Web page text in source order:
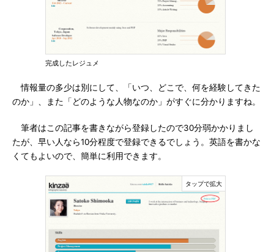
完成したレジュメ
情報量の多少は別にして、「いつ、どこで、何を経験してきた
のか」、また「どのような人物なのか」がすぐに分かりますね。
筆者はこの記事を書きながら登録したので30分弱かかりまし
たが、早い人なら10分程度で登録できるでしょう。英語を書かな
くてもよいので、簡単に利用できます。